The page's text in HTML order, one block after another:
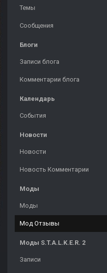
Темы
Сообщения
Блоги
Записи блога
Комментарии блога
Календарь
События
Новости
Новости
Новость Комментарии
Моды
Моды
Мод Отзывы
Моды S.T.A.L.K.E.R. 2
Записи